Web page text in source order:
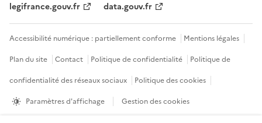
legifrance.gouv.fr
data.gouv.fr
Accessibilité numérique : partiellement conforme
Mentions légales
Plan du site
Contact Politique de confidentialité
Politique de
confidentialité des réseaux sociaux
Politique des cookies
Paramètres d'affichage
Gestion des cookies